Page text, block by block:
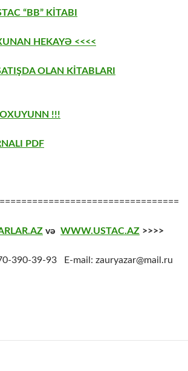
“BB” KİTABI
HEKAYƏ <<<<
OLAN KİTABLARI
!!!
PDF
və WWW.USTAC.AZ >>>>
390-39-93 E-mail: zauryazar@mail.ru